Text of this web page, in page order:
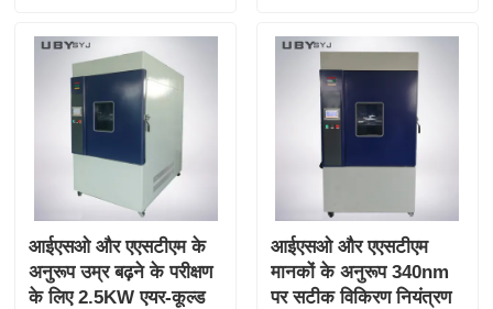
आईएसओ और एएसटीएम के
अनुरूप उम्र बढ़ने के परीक्षण
के लिए 2.5KW एयर-कूल्ड
आईएसओ और एएसटीएम
मानकों के अनुरूप 340nm
पर सटीक विकिरण नियंत्रण